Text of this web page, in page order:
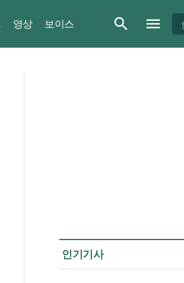
영상 보이스
인기기사